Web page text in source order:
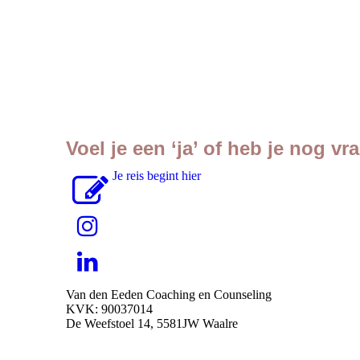
Voel je een ‘ja’ of heb je nog
Je reis begint hier
Van den Eeden Coaching en Counseling
KVK: 90037014
De Weefstoel 14, 5581JW Waalre